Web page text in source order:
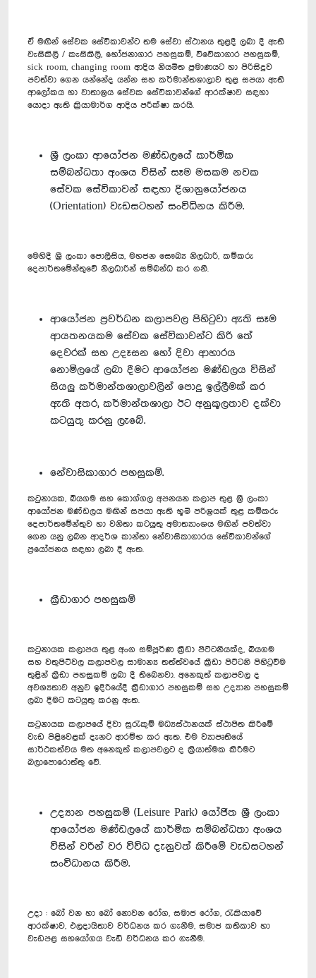
ඒ මඟින් සේවක සේවිකාවන්ට තම සේවා ස්ථානය තුළදී ලබා දී ඇති
වැසිකිලි / කැසිකිලි, භෝජනාගාර පහසුකම්, විවේකාගාර පහසුකම්,
sick room, changing room ආදිය නියමිත ප්‍රමාණයට හා පිරිසිදුව
පවත්වා ගෙන යන්නේද යන්න සහ කර්මාන්තශාලාව තුළ සපයා ඇති
ආලෝකය හා වාතාශ්‍රය සේවක සේවිකාවන්ගේ ආරක්ෂාව සඳහා
යොදා ඇති ක්‍රියාමාර්ග ආදිය පරීක්ෂා කරයි.
ශ්‍රී ලංකා ආයෝජන මණ්ඩලයේ කාර්මික
සම්බන්ධතා අංශය විසින් සෑම මසකම නවක
සේවක සේවිකාවන් සඳහා දිශානුයෝජනය
(Orientation) වැඩසටහන් සංවිධිනය කිරීම.
මෙහිදී ශ්‍රී ලංකා පොලීසිය, මහජන සෞඛ්‍ය නිලධාරි, කම්කරු
දෙපාර්තමේන්තුවේ නිලධාරින් සම්බන්ධ කර ගනී.
ආයෝජන ප්‍රවර්ධන කලාපවල පිහිටුවා ඇති සෑම
ආයතනයකම සේවක සේවිකාවන්ට කිරි තේ
දෙවරක් සහ උදෑසන හෝ දිවා ආහාරය
නොමිලයේ ලබා දීමට ආයෝජන මණ්ඩලය විසින්
සියලු කර්මාන්තශාලාවලින් පොදු ඉල්ලීමක් කර
ඇති අතර, කර්මාන්තශාලා ඊට අනුකූලතාව දක්වා
කටයුතු කරනු ලැබේ.
නේවාසිකාගාර පහසුකම්.
කටුනායක, බියගම සහ කොග්ගල අපනයන කලාප තුළ ශ්‍රී ලංකා
ආයෝජන මණ්ඩලය මඟින් සපයා ඇති භූමි පරිශ්‍රයක් තුළ කම්කරු
දෙපාර්තමේන්තුව හා වනිතා කටයුතු අමාත්‍යාංශය මඟින් පවත්වා
ගෙන යනු ලබන ආදර්ශ කාන්තා නේවාසිකාගාරය සේවිකාවන්ගේ
ප්‍රයෝජනය සඳහා ලබා දී ඇත.
ක්‍රීඩාගාර පහසුකම්
කටුනායක කලාපය තුළ අංග සම්පූර්ණ ක්‍රීඩා පිට්ටනියක්ද, බියගම
සහ වතුපිටිවල කලාපවල සාමාන්‍ය තත්ත්වයේ ක්‍රීඩා පිට්ටනි පිහිටුවීම
තුළින් ක්‍රීඩා පහසුකම් ලබා දී තිබෙනවා. අනෙකුත් කලාපවල ද
අවශ්‍යතාව අනුව ඉදිරියේදී ක්‍රීඩාගාර පහසුකම් සහ උද්‍යාන පහසුකම්
ලබා දීමට කටයුතු කරනු ඇත.
කටුනායක කලාපයේ දිවා සුරැකුම් මධ්‍යස්ථානයක් ස්ථාපිත කිරීමේ
වැඩ පිළිවෙළක් දැනට ආරම්භ කර ඇත. එම ව්‍යාපෘතියේ
සාර්ථකත්වය මත අනෙකුත් කලාපවලට ද ක්‍රියාත්මක කිරීමට
බලාපොරොත්තු වේ.
උද්‍යාන පහසුකම් (Leisure Park) යෝජිත ශ්‍රී ලංකා
ආයෝජන මණ්ඩලයේ කාර්මික සම්බන්ධතා අංශය
විසින් වරින් වර විවිධ දැනුවත් කිරීමේ වැඩසටහන්
සංවිධානය කිරීම.
උදා : බෝ වන හා බෝ නොවන රෝග, සමාජ රෝග, රැකියාවේ
ආරක්ෂාව, ඵලදායිතාව වර්ධනය කර ගැනීම, සමාජ කතිකාව හා
වැඩපළ සහයෝගය වැඩි වර්ධනය කර ගැනීම.